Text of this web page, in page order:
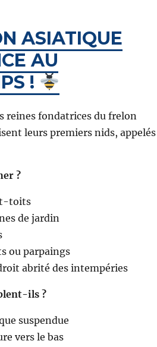
ASIATIQUE
AU
!
reines fondatrices du frelon
leurs premiers nids, appelés
?
toits
de jardin
ou parpaings
abrité des intempéries
ils ?
suspendue
vers le bas